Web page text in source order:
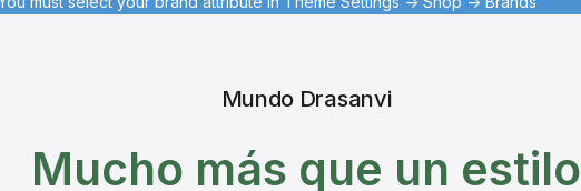
Mundo Drasanvi
Mucho más que un estilo